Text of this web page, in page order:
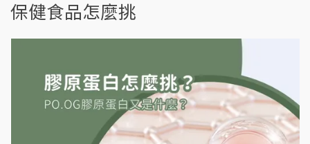
保健食品怎麼挑